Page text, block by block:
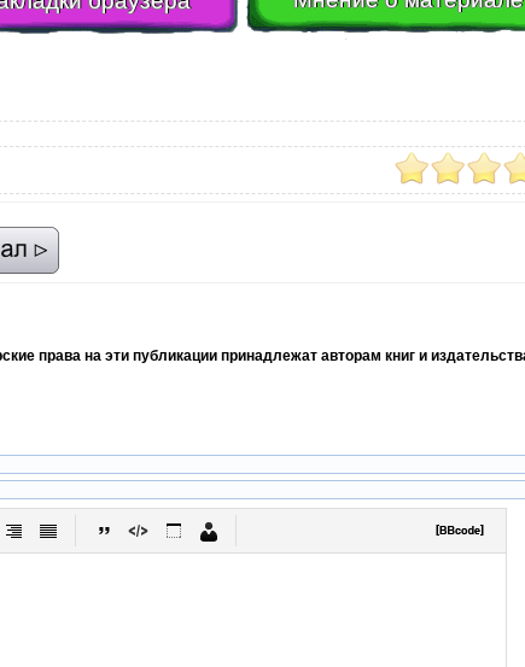
права на эти публикации принадлежат авторам книг и